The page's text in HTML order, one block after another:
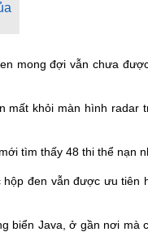
mong đợi vẫn chưa
mất khỏi màn hình radar
tìm thấy 48 thi thể nạn
đen vẫn được ưu tiên
biển Java, ở gần nơi mà